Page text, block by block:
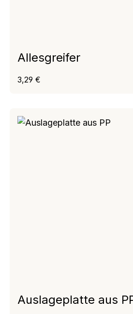
Allesgreifer
Regulärer Preis:
3,29 €
Auslageplatte aus